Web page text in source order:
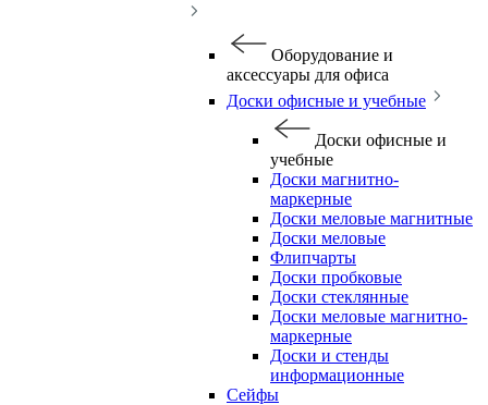
Оборудование и
аксессуары для офиса
Доски офисные и учебные
Доски офисные и
учебные
Доски магнитно-
маркерные
Доски меловые магнитные
Доски меловые
Флипчарты
Доски пробковые
Доски стеклянные
Доски меловые магнитно-
маркерные
Доски и стенды
информационные
Сейфы